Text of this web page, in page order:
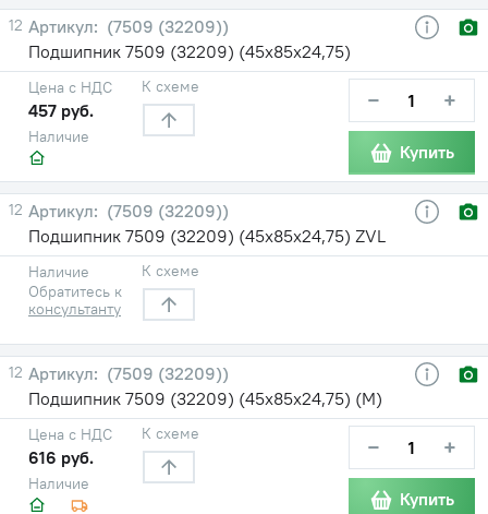
12
(7509 (32209))
Подшипник 7509 (32209) (45х85х24,75)
Наличие
Цена с НДС
457 руб.
К схеме − +
Купить
12
(7509 (32209))
Подшипник 7509 (32209) (45х85х24,75) ZVL
Наличие
Обратитесь к
консультанту
К схеме
12
(7509 (32209))
Подшипник 7509 (32209) (45х85х24,75) (М)
Наличие
Цена с НДС
616 руб.
К схеме − +
Купить